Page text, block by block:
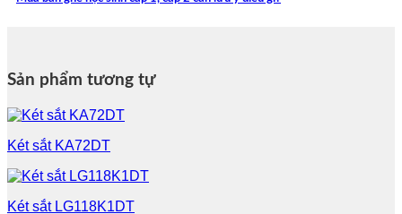
Sản phẩm tương tự
Két sắt KA72DT
Két sắt LG118K1DT